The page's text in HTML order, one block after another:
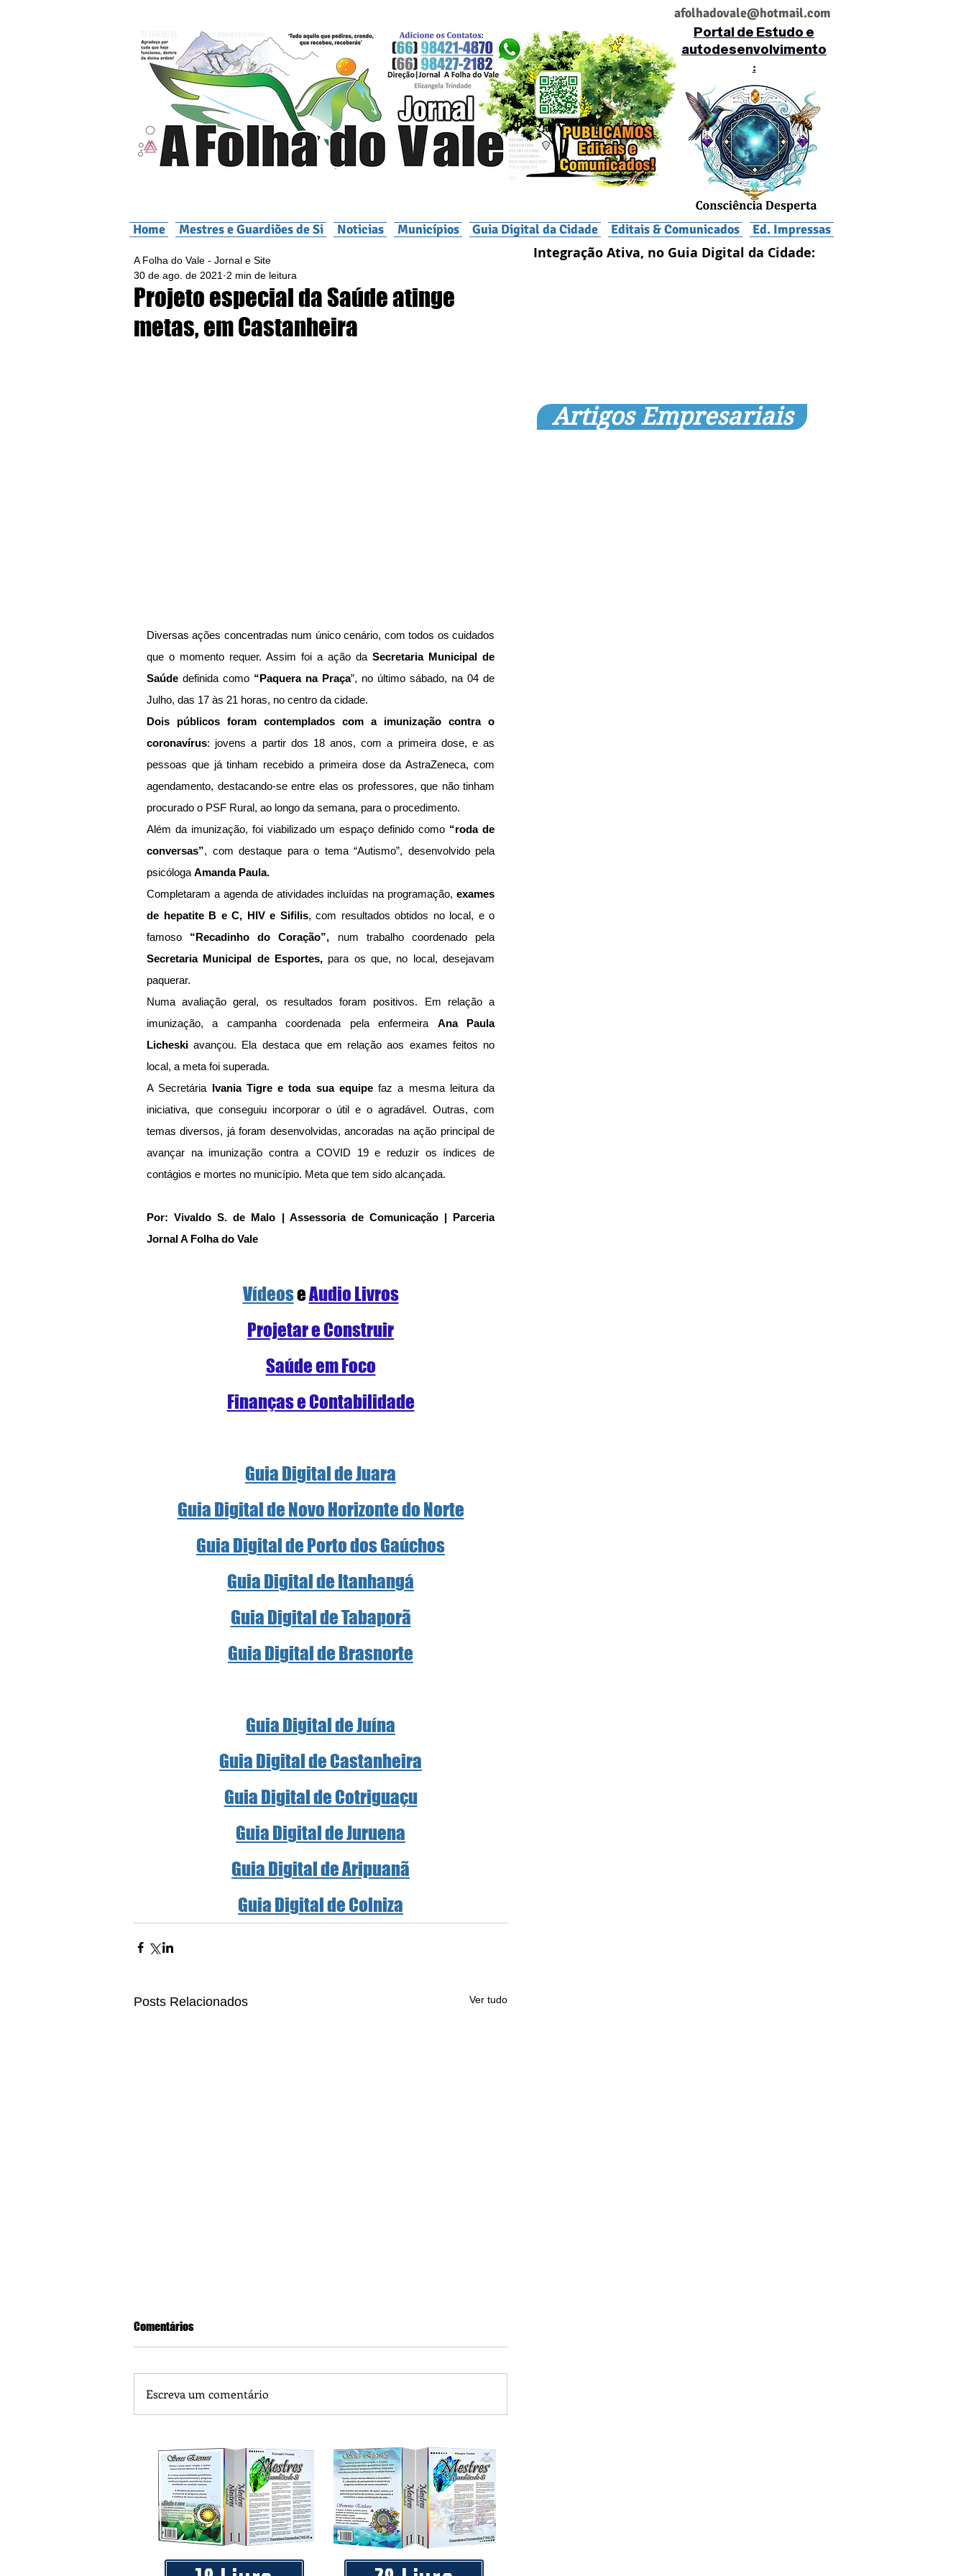
afolhadovale@hotmail.com
Portal de Estudo e
autodesenvolvimento
:
Home Mestres e Guardiões de Si Noticias Municípios Guia Digital da Cidade Editais & Comunicados Ed. Impressas
Projeto especial da Saúde atinge
metas, em Castanheira
A Folha do Vale - Jornal e Site
30 de ago. de 2021 2 min de leitura
Diversas ações concentradas num único cenário, com todos os cuidados
que o momento requer. Assim foi a ação da Secretaria Municipal de
Saúde definida como “Paquera na Praça”, no último sábado, na 04 de
Julho, das 17 às 21 horas, no centro da cidade.
Dois públicos foram contemplados com a imunização contra o
coronavírus: jovens a partir dos 18 anos, com a primeira dose, e as
pessoas que já tinham recebido a primeira dose da AstraZeneca, com
agendamento, destacando-se entre elas os professores, que não tinham
procurado o PSF Rural, ao longo da semana, para o procedimento.
Além da imunização, foi viabilizado um espaço definido como “roda de
conversas”, com destaque para o tema “Autismo”, desenvolvido pela
psicóloga Amanda Paula.
Completaram a agenda de atividades incluídas na programação, exames
de hepatite B e C, HIV e Sifilis, com resultados obtidos no local, e o
famoso “Recadinho do Coração”,
Secretaria Municipal de Esportes, para os que, no local, desejavam
paquerar.
Numa avaliação geral, os resultados foram positivos. Em relação a
imunização, a campanha coordenada pela enfermeira Ana Paula
Licheski avançou. Ela destaca que em relação aos exames feitos no
local, a meta foi superada.
A Secretária Ivania Tigre e toda sua equipe faz a mesma leitura da
iniciativa, que conseguiu incorporar o útil e o agradável. Outras, com
temas diversos, já foram desenvolvidas, ancoradas na ação principal de
avançar na imunização contra a COVID 19 e reduzir os índices de
contágios e mortes no município. Meta que tem sido alcançada.
Por: Vivaldo S. de Malo | Assessoria de Comunicação | Parceria
Jornal A Folha do Vale
Vídeose Audio Livros
Projetar e Construir
Saúde em Foco
Finanças e Contabilidade
Guia Digital de Juara
Guia Digital de Novo Horizonte do Norte
Guia Digital de Porto dos Gaúchos
Guia Digital de Itanhangá
Guia Digital de Tabaporã
Guia Digital de Brasnorte
Guia Digital de Juína
Guia Digital de Castanheira
Guia Digital de Cotriguaçu
Guia Digital de Juruena
Guia Digital de Aripuanã
Guia Digital de Colniza
Posts Relacionados Ver tudo
Praça 04 de Julho recebe novos equipamentos de academia ao ar
livre
Comentários
Escreva um comentário
Integração Ativa, no Guia Digital da Cidade:
Artigos Empresariais